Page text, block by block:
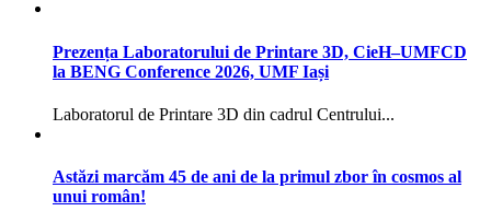
Prezența Laboratorului de Printare 3D, CieH–UMFCD
la BENG Conference 2026, UMF Iași
Laboratorul de Printare 3D din cadrul Centrului...
Astăzi marcăm 45 de ani de la primul zbor în cosmos al
unui român!